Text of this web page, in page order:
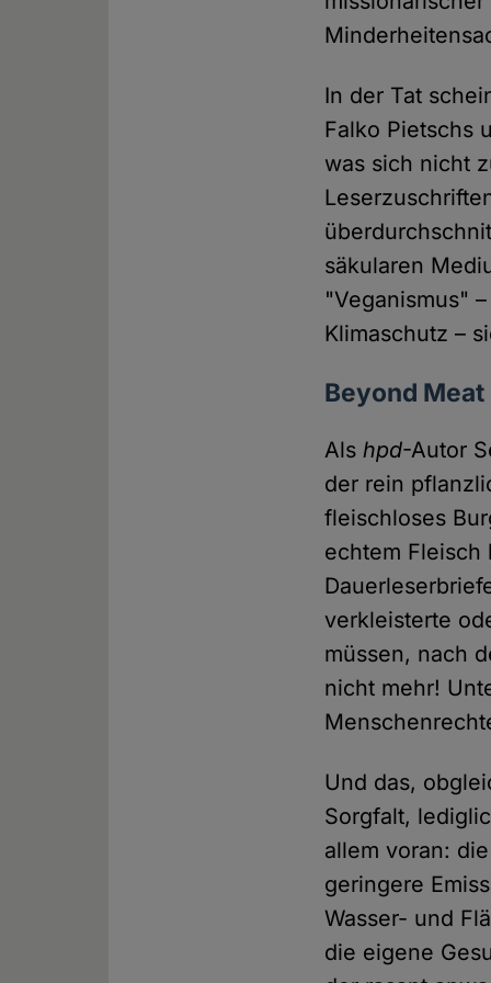
In der Tat
Falko Pietschs
was sich nicht
säkularen
"Veganismus"
Klimaschutz –
Beyond Meat
Alshpd-Autor
der rein
fleischloses
echtem Fleisch
verkleisterte
müssen, nach
nicht mehr!
Und das,
Sorgfalt,
allem voran:
geringere
Wasser- und
die eigene